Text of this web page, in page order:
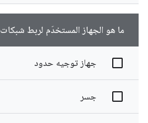
ما هو الجهاز المستخدَم لربط شبكات Thread وغير Thread؟
جهاز توجيه حدود
جسر